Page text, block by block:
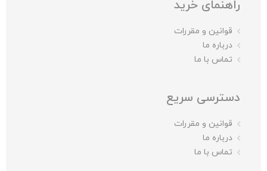
راهنمای خرید
قوانین و مقررات
درباره ما
تماس با ما
دسترسی سریع
قوانین و مقررات
درباره ما
تماس با ما